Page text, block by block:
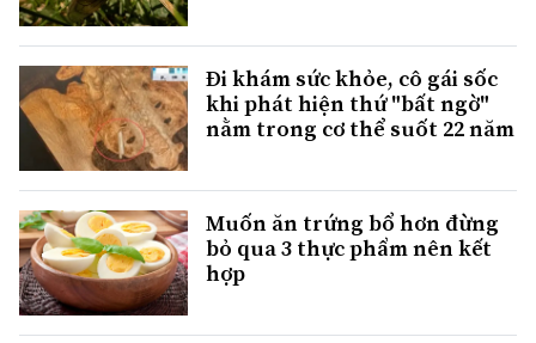
Đi khám sức khỏe, cô gái sốc
khi phát hiện thứ "bất ngờ"
nằm trong cơ thể suốt 22 năm
Muốn ăn trứng bổ hơn đừng
bỏ qua 3 thực phẩm nên kết
hợp